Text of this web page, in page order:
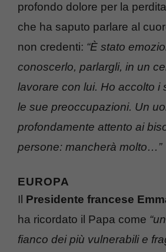
profondo dolore per la
che ha saputo parlare al
non credenti: “È stato
conoscerlo, parlargli, in un
lavorare con lui. Ho accolto i
le sue preoccupazioni. Un
profondamente attento ai
persone: mancherà molto…”
EUROPA
Il Presidente francese
ha ricordato il Papa come
fianco dei più vulnerabili e